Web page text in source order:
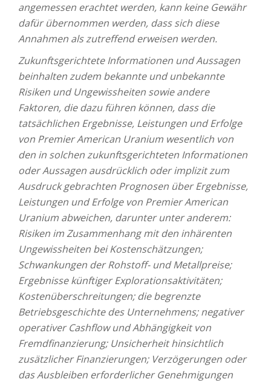
angemessen erachtet werden, kann keine Gewähr
dafür übernommen werden, dass sich diese
Annahmen als zutreffend erweisen werden.
Zukunftsgerichtete Informationen und Aussagen
beinhalten zudem bekannte und unbekannte
Risiken und Ungewissheiten sowie andere
Faktoren, die dazu führen können, dass die
tatsächlichen Ergebnisse, Leistungen und Erfolge
von Premier American Uranium wesentlich von
den in solchen zukunftsgerichteten Informationen
oder Aussagen ausdrücklich oder implizit zum
Ausdruck gebrachten Prognosen über Ergebnisse,
Leistungen und Erfolge von Premier American
Uranium abweichen, darunter unter anderem:
Risiken im Zusammenhang mit den inhärenten
Ungewissheiten bei Kostenschätzungen;
Schwankungen der Rohstoff- und Metallpreise;
Ergebnisse künftiger Explorationsaktivitäten;
Kostenüberschreitungen;die begrenzte
Betriebsgeschichte des Unternehmens; negativer
operativer Cashflow und Abhängigkeit von
Fremdfinanzierung; Unsicherheit hinsichtlich
zusätzlicher Finanzierungen; Verzögerungen oder
das Ausbleiben erforderlicher Genehmigungen